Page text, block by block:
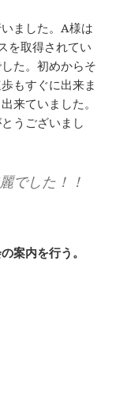
ました。A様は
を取得されてい
た。初めからそ
もすぐに出来ま
来ていました。
うございまし
でした！！
案内を行う。